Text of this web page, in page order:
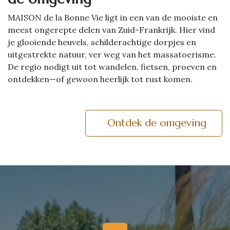
MAISON de la Bonne Vie ligt in een van de mooiste en
meest ongerepte delen van Zuid-Frankrijk. Hier vind
je glooiende heuvels, schilderachtige dorpjes en
uitgestrekte natuur, ver weg van het massatoerisme.
De regio nodigt uit tot wandelen, fietsen, proeven en
ontdekken—of gewoon heerlijk tot rust komen.
Ontdek de omgeving